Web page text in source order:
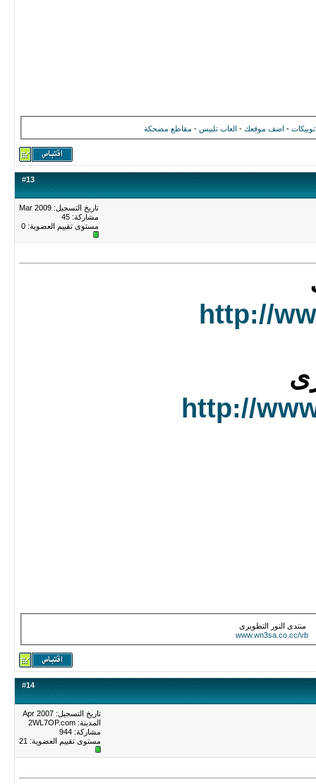
توبيكات - اضف موقعك - العاب تلبيس - مقاطع مضحكة
#13
تاريخ التسجيل: Mar 2009
مشاركة: 45
مستوى تقييم العضوية: 0
http://
http://
منتدى النور التطويرى
www.wn3sa.co.cc/vb
#14
تاريخ التسجيل: Apr 2007
المدينة: 2WL7OP.com
مشاركة: 944
مستوى تقييم العضوية: 21